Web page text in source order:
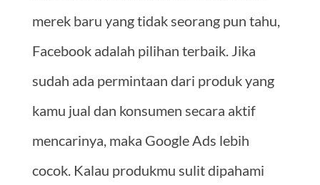
merek baru yang tidak seorang pun tahu,
Facebook adalah pilihan terbaik. Jika
sudah ada permintaan dari produk yang
kamu jual dan konsumen secara aktif
mencarinya, maka Google Ads lebih
cocok. Kalau produkmu sulit dipahami